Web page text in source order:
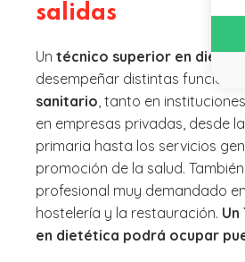
salidas
Un técnico superior en
desempeñar distintas funciones
sanitario, tanto en
en empresas privadas, desde
primaria hasta los servicios
promoción de la salud.
profesional muy demandado
hostelería y la restauración.
en dietética podrá ocupar